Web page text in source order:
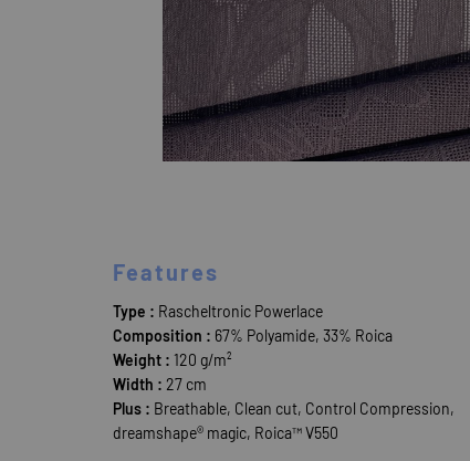
Features
Type : Rascheltronic Powerlace
Composition : 67% Polyamide, 33% Roica
Weight : 120 g/m²
Width : 27 cm
Plus : Breathable, Clean cut, Control Compression,
dreamshape® magic, Roica™ V550